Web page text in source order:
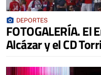
photo_camera DEPORTES
FOTOGALERÍA. El
Alcázar y el CD